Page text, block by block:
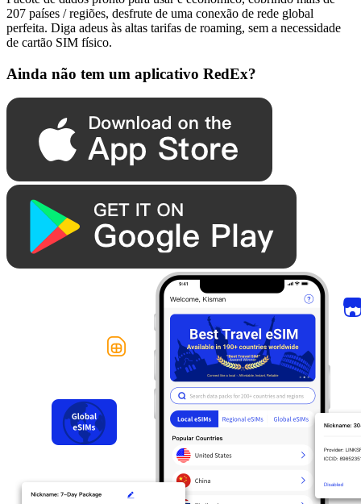
207 países / regiões, desfrute de uma conexão de rede global
perfeita. Diga adeus às altas tarifas de roaming, sem a necessidade
de cartão SIM físico.
Ainda não tem um aplicativo RedEx?